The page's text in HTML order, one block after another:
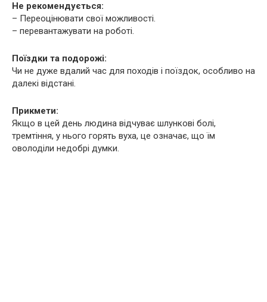
Не рекомендується:
– Переоцінювати свої можливості.
– перевантажувати на роботі.
Поїздки та подорожі:
Чи не дуже вдалий час для походів і поїздок, особливо на
далекі відстані.
Прикмети:
Якщо в цей день людина відчуває шлункові болі,
тремтіння, у нього горять вуха, це означає, що їм
оволоділи недобрі думки.